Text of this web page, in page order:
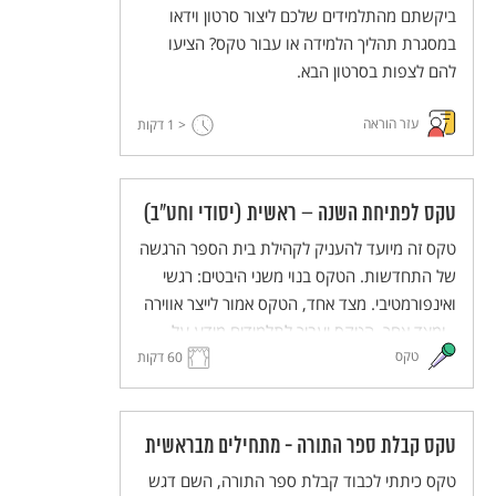
ביקשתם מהתלמידים שלכם ליצור סרטון וידאו
במסגרת תהליך הלמידה או עבור טקס? הציעו
להם לצפות בסרטון הבא.
עזר הוראה < 1 דקות
טקס לפתיחת השנה – ראשית (יסודי וחט"ב)
טקס זה מיועד להעניק לקהילת בית הספר הרגשה
של התחדשות. הטקס בנוי משני היבטים: רגשי
ואינפורמטיבי. מצד אחד, הטקס אמור לייצר אווירה
- ומצד אחר, הטקס יעביר לתלמידים מידע על
חידושים בנוף בית הספר בשנה הקרובה וייצור
ציפייה לקראת חידושים אלו.
טקס 60 דקות
טקס קבלת ספר התורה - מתחילים מבראשית
טקס כיתתי לכבוד קבלת ספר התורה, השם דגש